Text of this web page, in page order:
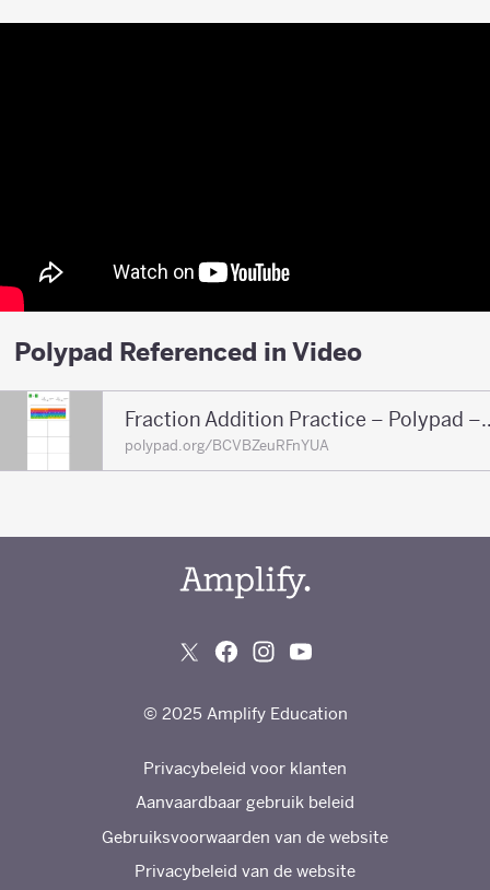
Polypad Referenced in Video
Fraction
polypad.org/BCVBZeuRFnYUA
© 2025 Amplify Education
Privacybeleid voor klanten
Aanvaardbaar gebruik beleid
Gebruiksvoorwaarden van de website
Privacybeleid van de website